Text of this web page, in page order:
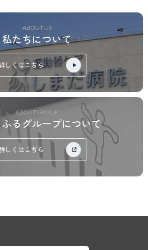
ABOUT US
私たちについて
しくはこちら
ABOUT GROUP
ふるグループについて
しくはこちら